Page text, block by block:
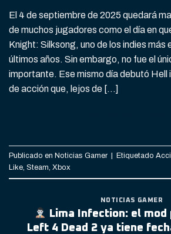
El 4 de septiembre de 2025 quedará
de muchos jugadores como el día en
Knight: Silksong, uno de los indies más
últimos años. Sin embargo, no fue el
importante. Ese mismo día debutó Hell
de acción que, lejos de […]
Publicado en Noticias Gamer Etiquetado
Like, Steam, Xbox
NOTICIAS GAMER
Lima Infection: el mod
Left 4 Dead 2 ya tiene